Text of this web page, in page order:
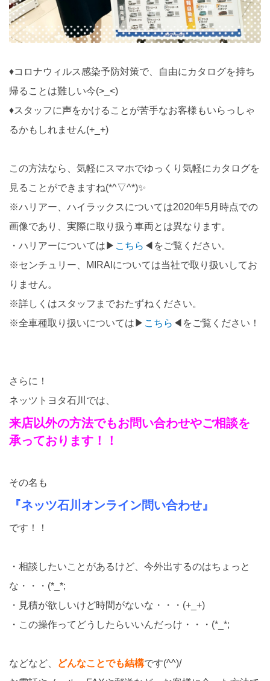
♦コロナウィルス感染予防対策で、自由にカタログを持ち
帰ることは難しい今(>_<)
♦スタッフに声をかけることが苦手なお客様もいらっしゃ
るかもしれません(+_+)
この方法なら、気軽にスマホでゆっくり気軽にカタログを
見ることができますね(*^▽^*)✨
※ハリアー、ハイラックスについては2020年5月時点での
画像であり、実際に取り扱う車両とは異なります。
・ハリアーについては▶ こちら ◀をご覧ください。
※センチュリー、MIRAIについては当社で取り扱いしてお
りません。
※詳しくはスタッフまでおたずねください。
※全車種取り扱いについては▶ こちら ◀をご覧ください！
さらに！
ネッツトヨタ石川では、
来店以外の方法でもお問い合わせやご相談を
承っております！！
その名も
『ネッツ石川オンライン問い合わせ』
です！！
・相談したいことがあるけど、今外出するのはちょっと
な・・・(*_*;
・見積が欲しいけど時間がないな・・・(+_+)
・この操作ってどうしたらいいんだっけ・・・(*_*;
などなど、 どんなことでも結構です(^^)/